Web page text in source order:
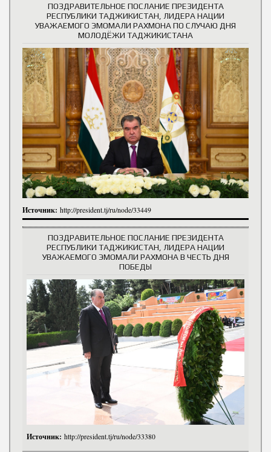
ПОЗДРАВИТЕЛЬНОЕ ПОСЛАНИЕ ПРЕЗИДЕНТА
РЕСПУБЛИКИ ТАДЖИКИСТАН, ЛИДЕРА НАЦИИ
УВАЖАЕМОГО ЭМОМАЛИ РАХМОНА ПО СЛУЧАЮ ДНЯ
МОЛОДЁЖИ ТАДЖИКИСТАНА
Источник: http://president.tj/ru/node/33449
ПОЗДРАВИТЕЛЬНОЕ ПОСЛАНИЕ ПРЕЗИДЕНТА
РЕСПУБЛИКИ ТАДЖИКИСТАН, ЛИДЕРА НАЦИИ
УВАЖАЕМОГО ЭМОМАЛИ РАХМОНА В ЧЕСТЬ ДНЯ
ПОБЕДЫ
Источник: http://president.tj/ru/node/33380